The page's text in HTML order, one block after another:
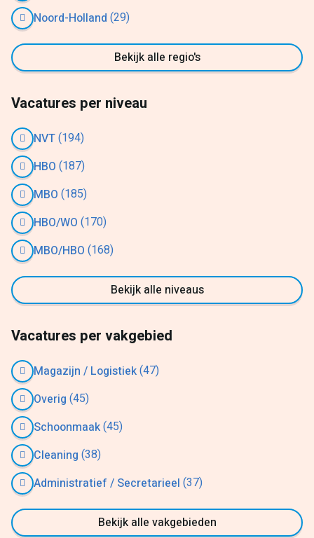
Noord-Holland (29)
Bekijk alle regio's
Vacatures per niveau
NVT(194)
HBO (187)
MBO (185)
HBO/WO (170)
MBO/HBO (168)
Bekijk alle niveaus
Vacatures per vakgebied
Magazijn / Logistiek(47)
Overig (45)
Schoonmaak(45)
Cleaning (38)
Administratief / Secretarieel (37)
Bekijk alle vakgebieden